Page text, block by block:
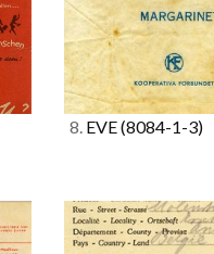
8.EVE(8084-1-3)